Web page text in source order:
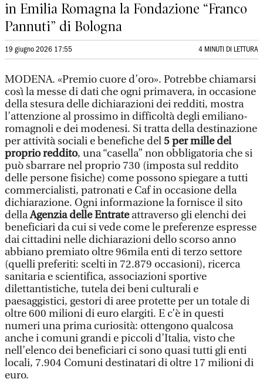
in Emilia Romagna la Fondazione “Franco
Pannuti” di Bologna
19 giugno 2026 17:55 4 MINUTI DI LETTURA
MODENA. «Premio cuore d’oro». Potrebbe chiamarsi
così la messe di dati che ogni primavera, in occasione
della stesura delle dichiarazioni dei redditi, mostra
l’attenzione al prossimo in difficoltà degli emiliano-
romagnoli e dei modenesi. Si tratta della destinazione
per attività sociali e benefiche del5 per mille del
proprio reddito, una “casella” non obbligatoria che si
può sbarrare nel proprio 730 (imposta sul reddito
delle persone fisiche) come possono spiegare a tutti
commercialisti, patronati e Caf in occasione della
dichiarazione. Ogni informazione la fornisce il sito
dellaAgenzia delle Entrateattraverso gli elenchi dei
beneficiari da cui si vede come le preferenze espresse
dai cittadini nelle dichiarazioni dello scorso anno
abbiano premiato oltre 96mila enti di terzo settore
(quelli preferiti: scelti in 72.879 occasioni), ricerca
sanitaria e scientifica, associazioni sportive
dilettantistiche, tutela dei beni culturali e
paesaggistici, gestori di aree protette per un totale di
oltre 600 milioni di euro elargiti. E c’è in questi
numeri una prima curiosità: ottengono qualcosa
anche i comuni grandi e piccoli d’Italia, visto che
nell’elenco dei beneficiari ci sono quasi tutti gli enti
locali, 7.904 Comuni destinatari di oltre 17 milioni di
euro.